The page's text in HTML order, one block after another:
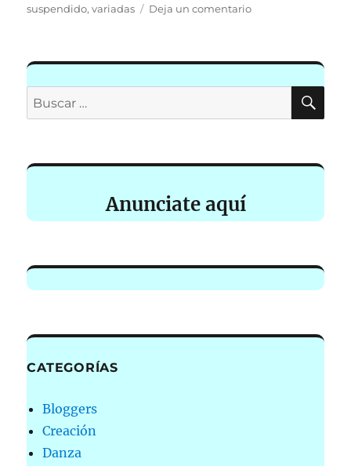
suspendido,variadas Deja un comentarioen
Buscar
por:
Anunciate aquí
CATEGORÍAS
Bloggers
Creación
Danza